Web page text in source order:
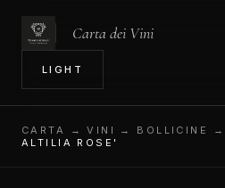
Carta dei Vini
LIGHT
CARTA → VINI → BOLLICINE
ALTILIA ROSE'